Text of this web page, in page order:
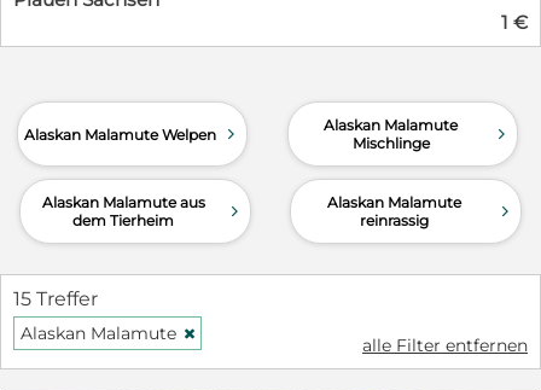
Rudel nicht mehr klar kommen würden. Es wäre
1 €
Alaskan Malamute Welpen d
Alaskan Malamute
Mischlinge
d
Alaskan Malamute aus
dem Tierheim
d
Alaskan Malamute
reinrassig
d
15 Treffer
Alaskan Malamute H
alle Filter entfernen